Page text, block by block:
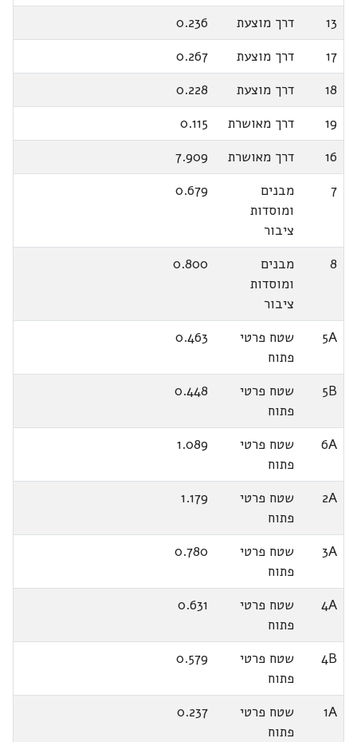
13 דרך מוצעת
0.236
17
דרך מוצעת
0.267
18
דרך מוצעת
0.228
19
דרך מאושרת
0.115
16
דרך מאושרת
7.909
7
מבנים
ומוסדות
ציבור
0.679
8
מבנים
ומוסדות
ציבור
0.800
5A
שטח פרטי
פתוח
0.463
5B
שטח פרטי
פתוח
0.448
6A
שטח פרטי
פתוח
1.089
2A
שטח פרטי
פתוח
1.179
3A
שטח פרטי
פתוח
0.780
4A
שטח פרטי
פתוח
0.631
4B
שטח פרטי
פתוח
0.579
1A
שטח פרטי
פתוח
0.237